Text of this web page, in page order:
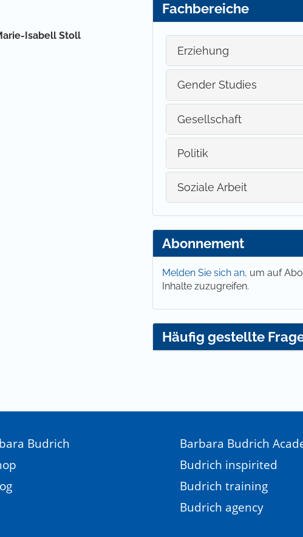
Isabell Stoll
Fachbereiche
Erziehung
Gender Studies
Gesellschaft
Politik
Soziale Arbeit
Abonnement
Melden Sie sich an, um auf
Inhalte zuzugreifen.
Häufig gestellte
Budrich
Barbara Budrich
Budrich inspirited
Budrich training
Budrich agency